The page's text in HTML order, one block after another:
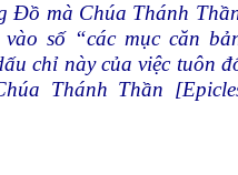
Đồ mà Chúa Thánh
số “các mục căn
chỉ này của việc tuôn
Thánh Thần